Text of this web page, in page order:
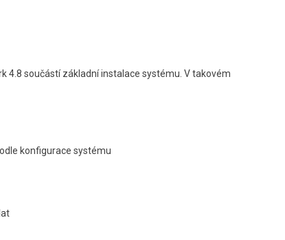
4.8 součástí základní instalace systému. V takovém
konfigurace systému